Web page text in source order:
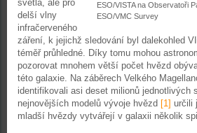
ESO/VISTA na Observatoři
ESO/VMC Survey
světla, ale pro
delší vlny
infračerveného
záření, k jejichž sledování byl dalekohled
téměř průhledné. Díky tomu mohou
pozorovat mnohem větší počet hvězd
této galaxie. Na záběrech Velkého
identifikovali asi deset milionů jednotlivých
nejnovějších modelů vývoje hvězd [1] určili
mladší hvězdy vytvářejí v galaxii